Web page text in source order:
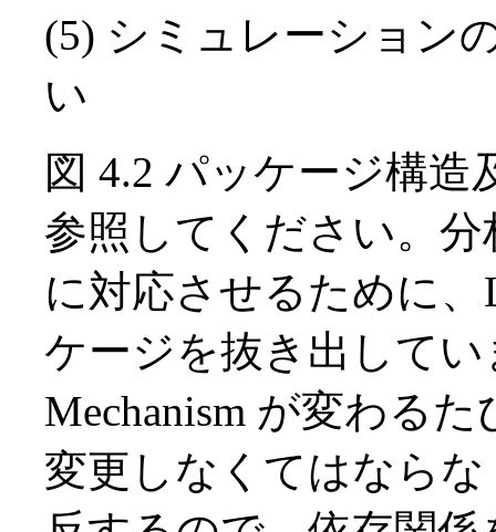
(5) シミュレーション
い
図 4.2 パッケージ構造
参照してください。
に対応させるために、
ケージを抜き出してい
Mechanism が変わる
変更しなくてはなら